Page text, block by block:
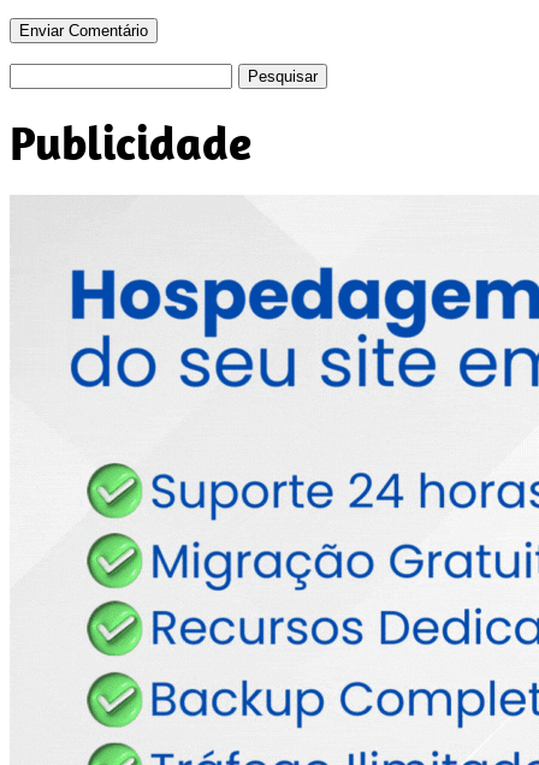
Publicidade